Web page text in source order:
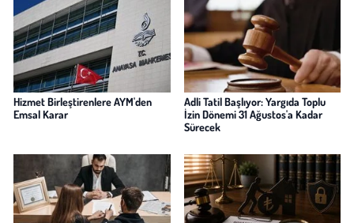
Hizmet Birleştirenlere AYM'den
Emsal Karar
Adli Tatil Başlıyor: Yargıda Toplu
İzin Dönemi 31 Ağustos'a Kadar
Sürecek